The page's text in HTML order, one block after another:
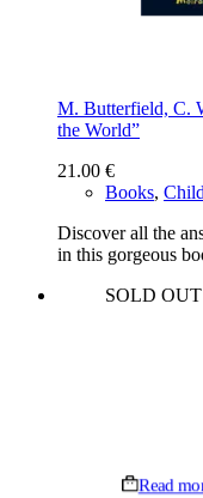
M. Butterfield, C.
the World”
21.00 €
Books,
Discover all the
in this gorgeous
SOLD OUT
Read